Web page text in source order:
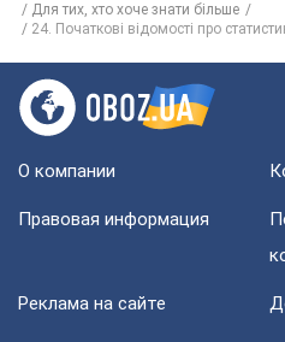
Для тих, хто хоче знати більше
24. Початкові відомості про
О компании
Правовая информация
Реклама на сайте